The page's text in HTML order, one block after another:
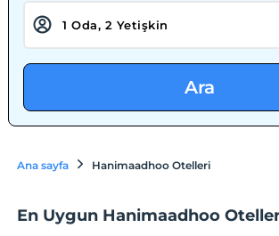
Ara
Ana sayfa Hanimaadhoo Otelleri
En Uygun Hanimaadhoo